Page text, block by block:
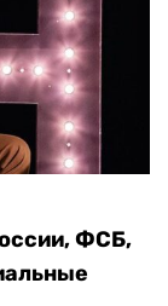
ФСБ,